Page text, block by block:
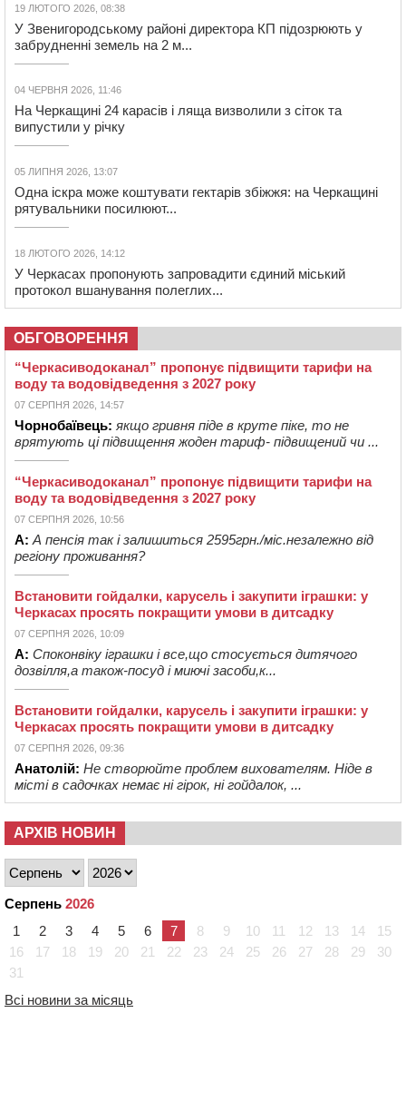
19 ЛЮТОГО 2026, 08:38
У Звенигородському районі директора КП підозрюють у
забрудненні земель на 2 м...
04 ЧЕРВНЯ 2026, 11:46
На Черкащині 24 карасів і ляща визволили з сіток та
випустили у річку
05 ЛИПНЯ 2026, 13:07
Одна іскра може коштувати гектарів збіжжя: на Черкащині
рятувальники посилюют...
18 ЛЮТОГО 2026, 14:12
У Черкасах пропонують запровадити єдиний міський
протокол вшанування полеглих...
ОБГОВОРЕННЯ
“Черкасиводоканал” пропонує підвищити тарифи на
воду та водовідведення з 2027 року
07 СЕРПНЯ 2026, 14:57
Чорнобаївець: якщо гривня піде в круте піке, то не
врятують ці підвищення жоден тариф- підвищений чи ...
“Черкасиводоканал” пропонує підвищити тарифи на
воду та водовідведення з 2027 року
07 СЕРПНЯ 2026, 10:56
А: А пенсія так і залишиться 2595грн./міс.незалежно від
регіону проживання?
Встановити гойдалки, карусель і закупити іграшки: у
Черкасах просять покращити умови в дитсадку
07 СЕРПНЯ 2026, 10:09
А: Споконвіку іграшки і все,що стосується дитячого
дозвілля,а також-посуд і миючі засоби,к...
Встановити гойдалки, карусель і закупити іграшки: у
Черкасах просять покращити умови в дитсадку
07 СЕРПНЯ 2026, 09:36
Анатолій: Не створюйте проблем вихователям. Ніде в
місті в садочках немає ні гірок, ні гойдалок, ...
АРХІВ НОВИН
Серпень 2026
1
2 3 4 5 6 7 8 9 10 11 12 13 14
15
16
17 18 19 20 21 22 23 24 25 26 27 28 29
30
31
Всі новини за місяць